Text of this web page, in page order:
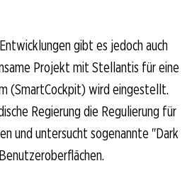
gibt es jedoch auch
Projekt mit Stellantis für eine
(SmartCockpit) wird eingestellt.
Regierung die Regulierung für
und untersucht sogenannte "Dark